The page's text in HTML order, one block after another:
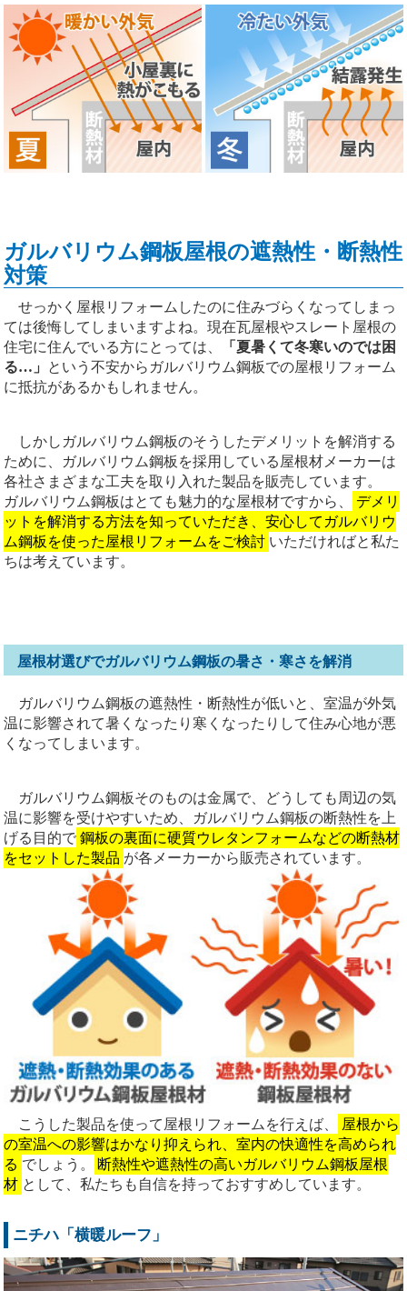
ガルバリウム鋼板屋根の遮熱性・断熱性
対策
せっかく屋根リフォームしたのに住みづらくなってしまっ
ては後悔してしまいますよね。現在瓦屋根やスレート屋根の
住宅に住んでいる方にとっては、
「夏暑くて冬寒いのでは困
る…」 という不安からガルバリウム鋼板での屋根リフォーム
に抵抗があるかもしれません。
しかしガルバリウム鋼板のそうしたデメリットを解消する
ために、ガルバリウム鋼板を採用している屋根材メーカーは
各社さまざまな工夫を取り入れた製品を販売しています。
ガルバリウム鋼板はとても魅力的な屋根材ですから、
デメリ
ットを解消する方法を知っていただき、安心してガルバリウ
ム鋼板を使った屋根リフォームをご検討 いただければと私た
ちは考えています。
屋根材選びでガルバリウム鋼板の暑さ・寒さを解消
ガルバリウム鋼板の遮熱性・断熱性が低いと、室温が外気
温に影響されて暑くなったり寒くなったりして住み心地が悪
くなってしまいます。
ガルバリウム鋼板そのものは金属で、どうしても周辺の気
温に影響を受けやすいため、ガルバリウム鋼板の断熱性を上
げる目的で 鋼板の裏面に硬質ウレタンフォームなどの断熱材
をセットした製品 が各メーカーから販売されています。
こうした製品を使って屋根リフォームを行えば、
屋根から
の室温への影響はかなり抑えられ、室内の快適性を高められ
る でしょう。
断熱性や遮熱性の高いガルバリウム鋼板屋根
材 として、私たちも自信を持っておすすめしています。
ニチハ「横暖ルーフ」